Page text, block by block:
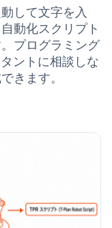
して文字を入
動化スクリプト
プログラミング
ントに相談しな
きます。